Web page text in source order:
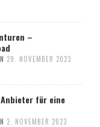
–
29. NOVEMBER 2023
Anbieter für eine
2. NOVEMBER 2023